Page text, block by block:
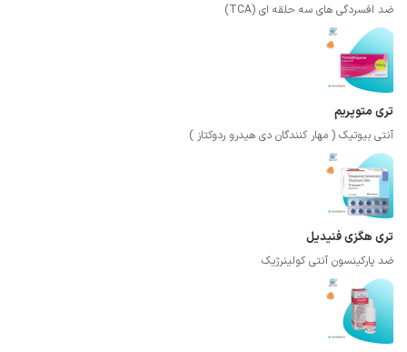
ضد افسردگی های سه حلقه ای (TCA)
تری متوپریم
آنتی بیوتیک ( مهار کنندگان دی هیدرو ردوکتاز )
تری هگزی فنیدیل
ضد پارکینسون آنتی کولینرژیک